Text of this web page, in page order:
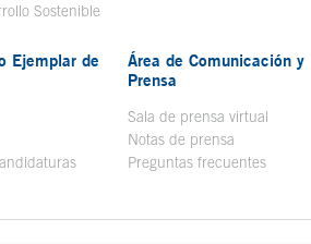
Sostenible
Ejemplar de
Área de Comunicación y
Prensa
Sala de prensa virtual
Notas de prensa
Preguntas frecuentes